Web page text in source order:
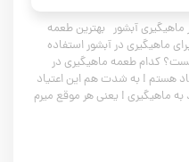
تضمینی در ماهیگیری آبشور بهترین طعمه
ماهیگیری در آبشور استفاده
کدام طعمه ماهیگیری در
هستم ! به شدت هم این اعتیاد
به ماهیگیری ! یعنی هر موقع میرم